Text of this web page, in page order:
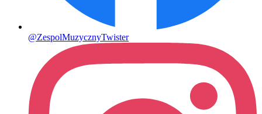
@ZespolMuzycznyTwister